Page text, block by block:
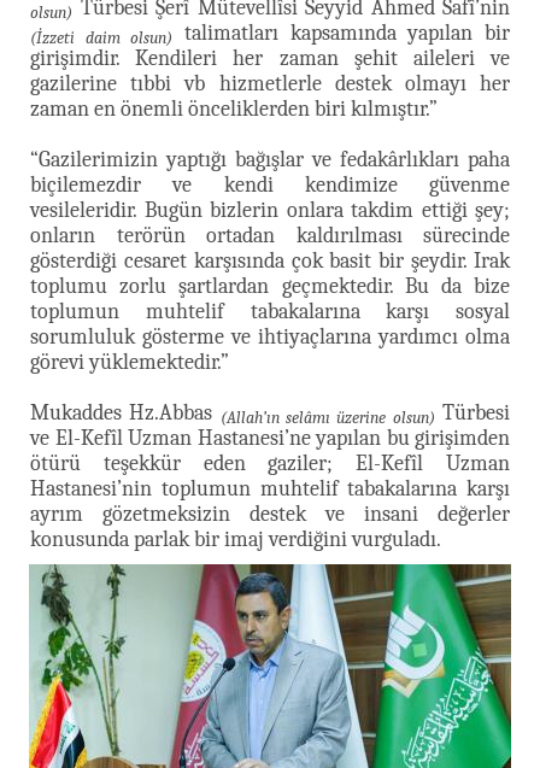
olsun) Türbesi Şerî Mütevellîsi Seyyid Ahmed Safî’nin
(İzzeti daim olsun)
talimatları kapsamında yapılan bir
girişimdir. Kendileri her zaman şehit aileleri ve
gazilerine tıbbi vb hizmetlerle destek olmayı her
zaman en önemli önceliklerden biri kılmıştır.”
“Gazilerimizin yaptığı bağışlar ve fedakârlıkları paha
biçilemezdir ve kendi kendimize güvenme
vesileleridir. Bugün bizlerin onlara takdim ettiği şey;
onların terörün ortadan kaldırılması sürecinde
gösterdiği cesaret karşısında çok basit bir şeydir. Irak
toplumu zorlu şartlardan geçmektedir. Bu da bize
toplumun muhtelif tabakalarına karşı sosyal
sorumluluk gösterme ve ihtiyaçlarına yardımcı olma
görevi yüklemektedir.”
Mukaddes Hz.Abbas (Allah’ın selâmı üzerine olsun) Türbesi
ve El-Kefîl Uzman Hastanesi’ne yapılan bu girişimden
ötürü teşekkür eden gaziler; El-Kefîl Uzman
Hastanesi’nin toplumun muhtelif tabakalarına karşı
ayrım gözetmeksizin destek ve insani değerler
konusunda parlak bir imaj verdiğini vurguladı.